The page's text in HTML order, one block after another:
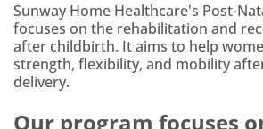
Sunway Home Healthcare's Post-
focuses on the rehabilitation and
after childbirth. It aims to help
strength, flexibility, and mobility
delivery.
Our program focuses